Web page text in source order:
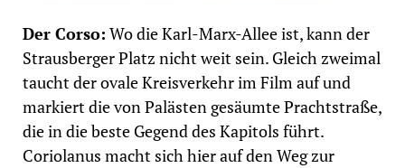
Der Corso: Wo die Karl-Marx-Allee ist, kann der
Strausberger Platz nicht weit sein. Gleich zweimal
taucht der ovale Kreisverkehr im Film auf und
markiert die von Palästen gesäumte Prachtstraße,
die in die beste Gegend des Kapitols führt.
Coriolanus macht sich hier auf den Weg zur